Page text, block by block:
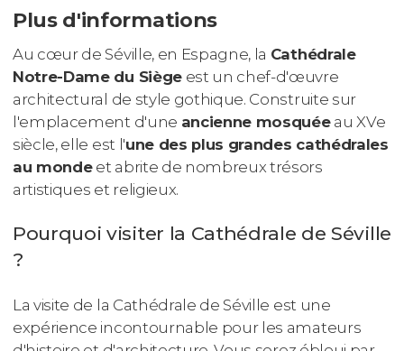
Plus d'informations
Au cœur de Séville, en Espagne, la Cathédrale
Notre-Dame du Siègeest un chef-d'œuvre
architectural de style gothique. Construite sur
l'emplacement d'une ancienne mosquéeau XVe
siècle, elle est l'une des plus grandes cathédrales
au mondeet abrite de nombreux trésors
artistiques et religieux.
Pourquoi visiter la Cathédrale de Séville
?
La visite de la Cathédrale de Séville est une
expérience incontournable pour les amateurs